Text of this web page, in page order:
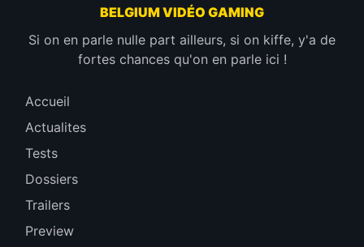
BELGIUM VIDÉO GAMING
Si on en parle nulle part ailleurs, si on kiffe, y'a de
fortes chances qu'on en parle ici !
Accueil
Actualites
Tests
Dossiers
Trailers
Preview